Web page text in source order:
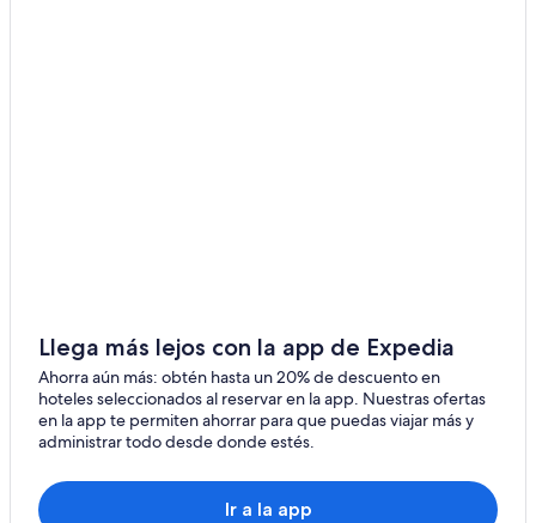
Hoteles en Elkford
Hoteles en Yahk
Apartamentos en Panorama
Hoteles en la playa en Panorama
Llega más lejos con la app de Expedia
Ahorra aún más: obtén hasta un 20% de descuento en
hoteles seleccionados al reservar en la app. Nuestras ofertas
en la app te permiten ahorrar para que puedas viajar más y
administrar todo desde donde estés.
Ir a la app